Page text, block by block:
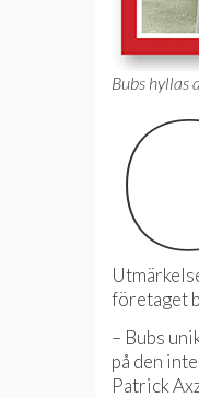
Bubs hyllas
företaget
– Bubs
på den
Patrick